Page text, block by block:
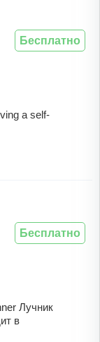
a self-
Бесплатно
Лучник
в
Бесплатно